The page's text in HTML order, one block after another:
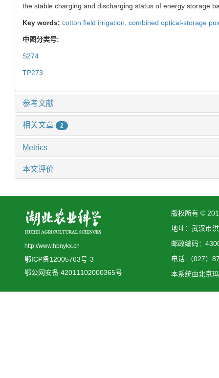
the stable charging and discharging status of energy storage
Key words: cotton field irrigation, combined optical-storage
中图分类号:
S274
TP273
参考文献
相关文章 2
Metrics
本文评价
http://www.hbnykx.cn
鄂ICP备12005763号-3
鄂公网安备 42011102000365号
版权所有 ©
地址：武汉市
邮政编码：
电话:（027）
本系统由北京